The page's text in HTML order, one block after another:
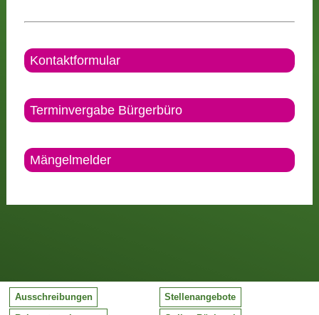
Kontaktformular
Terminvergabe Bürgerbüro
Mängelmelder
Ausschreibungen Stellenangebote